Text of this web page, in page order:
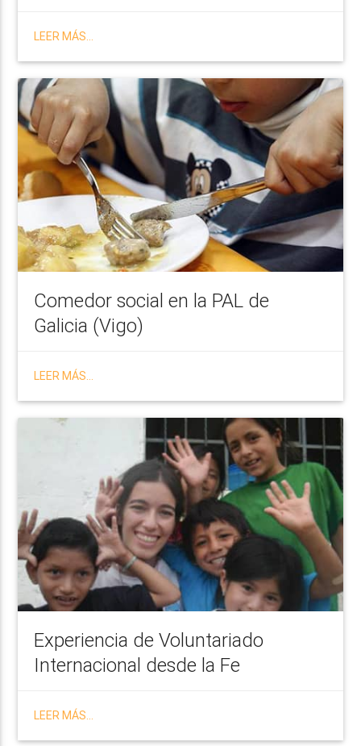
LEER MÁS...
Comedor social en la PAL de
Galicia (Vigo)
LEER MÁS...
Experiencia de Voluntariado
Internacional desde la Fe
LEER MÁS...